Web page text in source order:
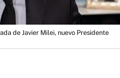
de Javier Milei, nuevo Presidente